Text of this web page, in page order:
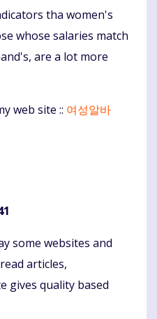
tha women's
whose salaries match
are a lot more
web site :: 여성알바
some websites and
articles,
gives quality based